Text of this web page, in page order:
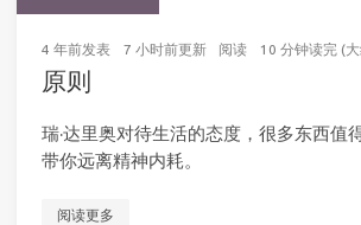
4 年前发表 7 小时前更新 阅读 10 分钟读完 (
原则
瑞·达里奥对待生活的态度，很多东西值
带你远离精神内耗。
阅读更多